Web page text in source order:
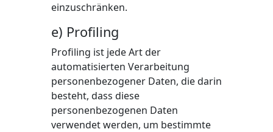
einzuschränken.
e) Profiling
Profiling ist jede Art der
automatisierten Verarbeitung
personenbezogener Daten, die darin
besteht, dass diese
personenbezogenen Daten
verwendet werden, um bestimmte